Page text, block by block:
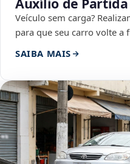
Veículo sem carga?
para que seu carro volte a
SAIBA MAIS